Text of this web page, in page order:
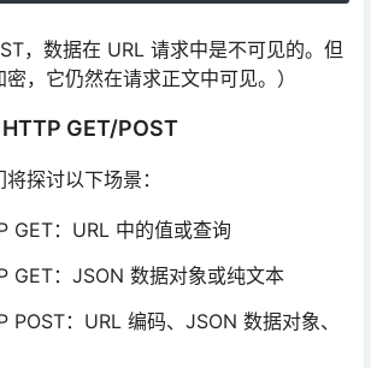
，数据在 URL 请求中是不可见的。但
，它仍然在请求正文中可见。）
GET/POST
探讨以下场景：
GET：URL 中的值或查询
GET：JSON 数据对象或纯文本
POST：URL 编码、JSON 数据对象、